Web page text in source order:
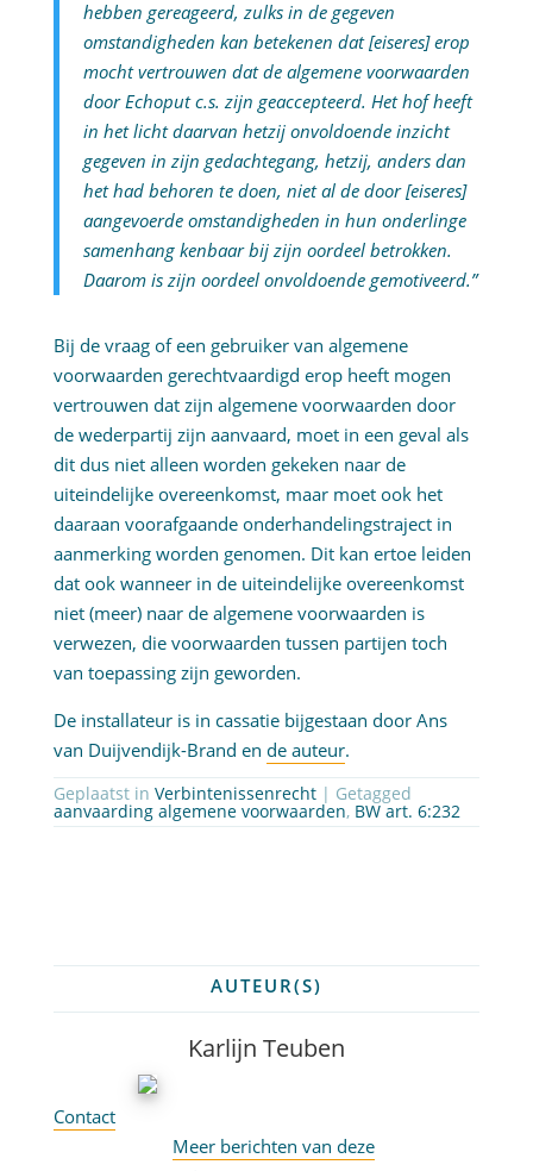
hebben gereageerd, zulks in de gegeven
omstandigheden kan betekenen dat [eiseres] erop
mocht vertrouwen dat de algemene voorwaarden
door Echoput c.s. zijn geaccepteerd. Het hof heeft
in het licht daarvan hetzij onvoldoende inzicht
gegeven in zijn gedachtegang, hetzij, anders dan
het had behoren te doen, niet al de door [eiseres]
aangevoerde omstandigheden in hun onderlinge
samenhang kenbaar bij zijn oordeel betrokken.
Daarom is zijn oordeel onvoldoende gemotiveerd.”
Bij de vraag of een gebruiker van algemene
voorwaarden gerechtvaardigd erop heeft mogen
vertrouwen dat zijn algemene voorwaarden door
de wederpartij zijn aanvaard, moet in een geval als
dit dus niet alleen worden gekeken naar de
uiteindelijke overeenkomst, maar moet ook het
daaraan voorafgaande onderhandelingstraject in
aanmerking worden genomen. Dit kan ertoe leiden
dat ook wanneer in de uiteindelijke overeenkomst
niet (meer) naar de algemene voorwaarden is
verwezen, die voorwaarden tussen partijen toch
van toepassing zijn geworden.
De installateur is in cassatie bijgestaan door Ans
van Duijvendijk-Brand en de auteur.
Geplaatst in Verbintenissenrecht| Getagged
aanvaarding algemene voorwaarden, BW art. 6:232
AUTEUR(S)
Karlijn Teuben
Contact
Meer berichten van deze